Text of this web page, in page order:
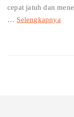
cepat jatuh dan
… Selengkapnya